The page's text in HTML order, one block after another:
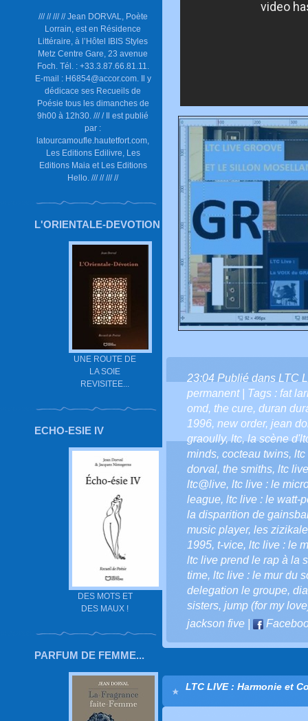
/// // /// // Jean DORVAL, Poète
Lorrain, est en Résidence
Littéraire, à l’Hôtel IBIS Styles
Metz Centre Gare, 23 avenue
Foch. Tél. : +33.3.87.66.81.11.
E-mail : H6854@accor.com. Il y
dédicace ses Recueils de
Poésie tous les dimanches de
9h00 à 12h30. /// / Il est publié
par :
latourcamoufle.hautetfort.com,
Les Editions Edilivre, Les
Editions Maia et Les Editions
Hello. /// // /// //
L'ORIENTALE-DEVOTION
UNE ROUTE DE
LA SOIE
REVISITEE...
ECHO-ESIE IV
DES MOTS ET
DES MAUX !
PARFUM DE FEMME...
23:04 Publié dans LTC
permanent| Tags : fat
omd, the cure, duran
1996, new order, jean
graoully,ltc,la scène
minds, cocteau twins, ltc
dorval, the smiths, ltc
ltc@live, ltc live : le
league, ltc live : le watt-
la disparition de
music player, les
1995, t-vice, ltc live : le
ltc live prend le rap à la
time, ltc live : le mur du
delegation le groupe,
sisters, jump (for my
jackson five
LTC LIVE : Harmonie et